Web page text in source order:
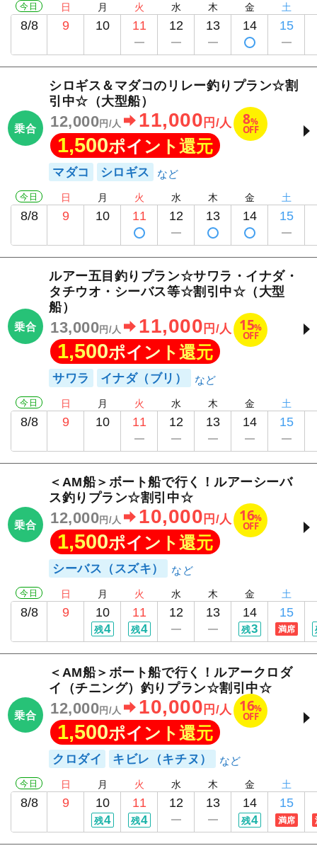
今日
8/8
日
9
月
10
火
11
水
12
木
13
金
14
土
15
乗合
シロギス＆マダコのリレー釣りプラン☆割
引中☆（大型船）
12,000円/人 11,000 円/人 8%
OFF
1,500ポイント還元
マダコ シロギス
今日
8/8
日
9
月
10
火
11
水
12
木
13
金
14
土
15
乗合
ルアー五目釣りプラン☆サワラ・イナダ・
タチウオ・シーバス等☆割引中☆（大型
船）
13,000 円/人 11,000 円/人 15%
OFF
1,500ポイント還元
サワラ イナダ（ブリ）
今日
8/8
日
9
月
10
火
11
水
12
木
13
金
14
土
15
乗合
＜AM船＞ボート船で行く！ルアーシーバ
ス釣りプラン☆割引中☆
12,000 円/人 10,000 円/人 16%
OFF
1,500ポイント還元
シーバス（スズキ）
今日
8/8
日
9
月
10
残4
火
11
残4
水
12
木
13
金
14
残3
土
15
満席
乗合
＜AM船＞ボート船で行く！ルアークロダ
イ（チニング）釣りプラン☆割引中☆
12,000 円/人 10,000 円/人 16%
OFF
1,500ポイント還元
クロダイ キビレ（キチヌ）
今日
8/8
日
9
月
10
残4
火
11
残4
水
12
木
13
金
14
残4
土
15
満席